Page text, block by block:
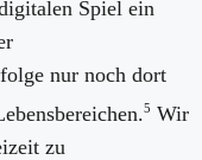
Spiel ein
nur noch dort
5 Wir
zu